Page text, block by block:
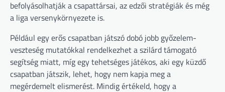
befolyásolhatják a csapattársai, az edzői stratégiák és még
a liga versenykörnyezete is.
Például egy erős csapatban játszó dobó jobb győzelem-
veszteség mutatókkal rendelkezhet a szilárd támogató
segítség miatt, míg egy tehetséges játékos, aki egy küzdő
csapatban játszik, lehet, hogy nem kapja meg a
megérdemelt elismerést. Mindig értékeld, hogy a